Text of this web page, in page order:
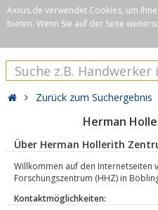
Axxus.de verwendet Cookies, um
bieten. Wenn Sie auf der Seite
Zurück zum Suchergebnis
Herman
Über Herman Hollerith
Willkommen auf den Internetseiten
Forschungszentrum (HHZ) in
Kontaktmöglichkeiten: